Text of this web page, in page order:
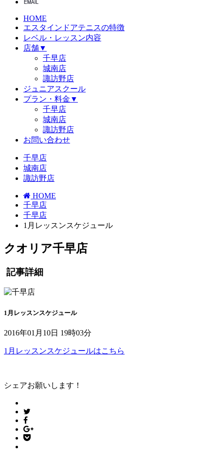
HOME
エスタインドアテニスの特徴
レベル・レッスン内容
店舗▼
千早店
城南店
諏訪野店
ジュニアスクール
プラン・料金 ▼
千早店
城南店
諏訪野店
お問い合わせ
千早店
城南店
諏訪野店
HOME
千早店
千早店
1月レッスンスケジュール
クオリア千早店
記事詳細
1月レッスンスケジュール
2016年01月10日 19時03分
1月レッスンスケジュールはこちら
シェアお願いします！